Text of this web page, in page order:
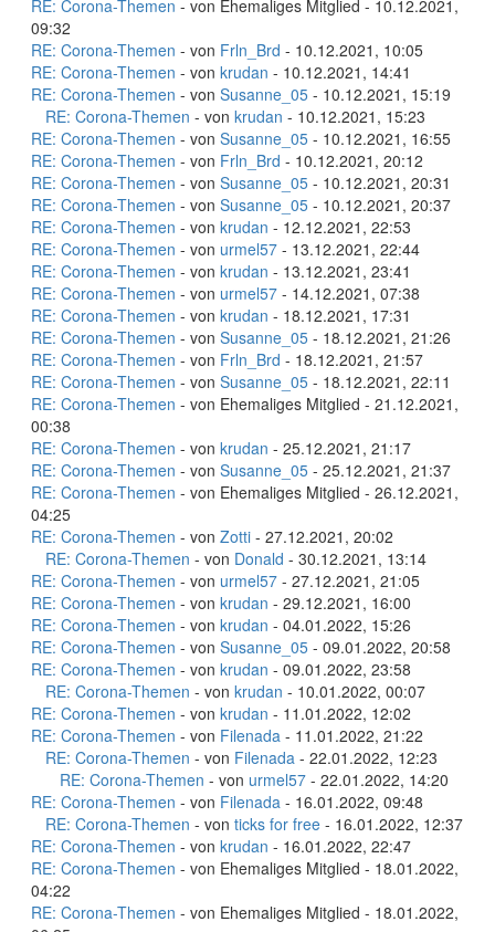
RE: Corona-Themen - von Ehemaliges Mitglied - 10.12.2021,
09:32
RE: Corona-Themen - von Frln_Brd - 10.12.2021, 10:05
RE: Corona-Themen - von krudan - 10.12.2021, 14:41
RE: Corona-Themen - von Susanne_05 - 10.12.2021, 15:19
RE: Corona-Themen - von krudan - 10.12.2021, 15:23
RE: Corona-Themen - von Susanne_05 - 10.12.2021, 16:55
RE: Corona-Themen - von Frln_Brd - 10.12.2021, 20:12
RE: Corona-Themen - von Susanne_05 - 10.12.2021, 20:31
RE: Corona-Themen - von Susanne_05 - 10.12.2021, 20:37
RE: Corona-Themen - von krudan - 12.12.2021, 22:53
RE: Corona-Themen - von urmel57 - 13.12.2021, 22:44
RE: Corona-Themen - von krudan - 13.12.2021, 23:41
RE: Corona-Themen - von urmel57 - 14.12.2021, 07:38
RE: Corona-Themen - von krudan - 18.12.2021, 17:31
RE: Corona-Themen - von Susanne_05 - 18.12.2021, 21:26
RE: Corona-Themen - von Frln_Brd - 18.12.2021, 21:57
RE: Corona-Themen - von Susanne_05 - 18.12.2021, 22:11
RE: Corona-Themen - von Ehemaliges Mitglied - 21.12.2021,
00:38
RE: Corona-Themen - von krudan - 25.12.2021, 21:17
RE: Corona-Themen - von Susanne_05 - 25.12.2021, 21:37
RE: Corona-Themen - von Ehemaliges Mitglied - 26.12.2021,
04:25
RE: Corona-Themen - von Zotti - 27.12.2021, 20:02
RE: Corona-Themen - von Donald - 30.12.2021, 13:14
RE: Corona-Themen - von urmel57 - 27.12.2021, 21:05
RE: Corona-Themen - von krudan - 29.12.2021, 16:00
RE: Corona-Themen - von krudan - 04.01.2022, 15:26
RE: Corona-Themen - von Susanne_05 - 09.01.2022, 20:58
RE: Corona-Themen - von krudan - 09.01.2022, 23:58
RE: Corona-Themen - von krudan - 10.01.2022, 00:07
RE: Corona-Themen - von krudan - 11.01.2022, 12:02
RE: Corona-Themen - von Filenada - 11.01.2022, 21:22
RE: Corona-Themen - von Filenada - 22.01.2022, 12:23
RE: Corona-Themen - von urmel57 - 22.01.2022, 14:20
RE: Corona-Themen - von Filenada - 16.01.2022, 09:48
RE: Corona-Themen - von ticks for free - 16.01.2022, 12:37
RE: Corona-Themen - von krudan - 16.01.2022, 22:47
RE: Corona-Themen - von Ehemaliges Mitglied - 18.01.2022,
04:22
RE: Corona-Themen - von Ehemaliges Mitglied - 18.01.2022,